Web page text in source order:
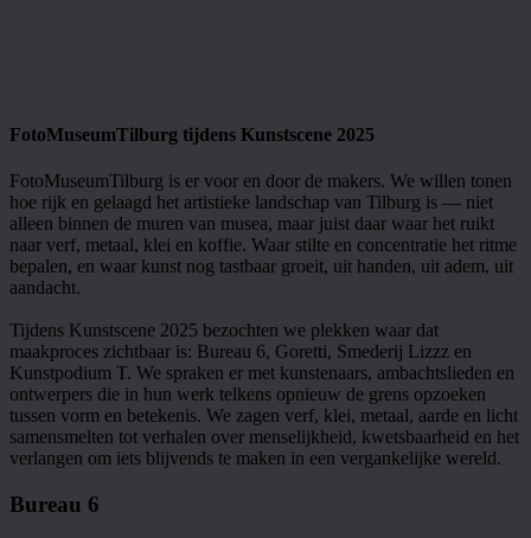
Startpagina
FotoMuseumTilburg tijdens Kunstscene 2025
FotoMuseumTilburg is er voor en door de makers. We willen tonen
hoe rijk en gelaagd het artistieke landschap van Tilburg is — niet
alleen binnen de muren van musea, maar juist daar waar het ruikt
naar verf, metaal, klei en koffie. Waar stilte en concentratie het ritme
bepalen, en waar kunst nog tastbaar groeit, uit handen, uit adem, uit
aandacht.
Tijdens Kunstscene 2025 bezochten we plekken waar dat
maakproces zichtbaar is: Bureau 6, Goretti, Smederij Lizzz en
Kunstpodium T. We spraken er met kunstenaars, ambachtslieden en
ontwerpers die in hun werk telkens opnieuw de grens opzoeken
tussen vorm en betekenis. We zagen verf, klei, metaal, aarde en licht
samensmelten tot verhalen over menselijkheid, kwetsbaarheid en het
verlangen om iets blijvends te maken in een vergankelijke wereld.
Bureau 6